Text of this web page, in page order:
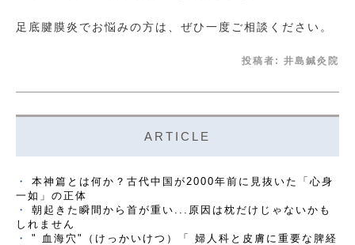
足底腱膜炎でお悩みの方は、ぜひ一度ご相談ください。
投稿者: 井島鍼灸院
ARTICLE
本神篇とは何か？古代中国が2000年前に見抜いた「心身
一如」の正体
朝起きた瞬間から首が重い...原因は枕だけじゃないかも
しれません
" 血海穴"（けっかいけつ）「 婦人科と皮膚に重要な脾経